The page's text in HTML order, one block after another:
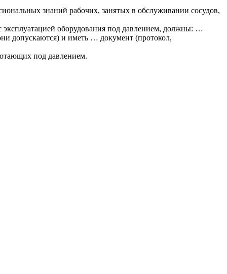
знаний рабочих, занятых в обслуживании сосудов,
оборудования под давлением, должны: …
допускаются) и иметь … документ (протокол,
под давлением.